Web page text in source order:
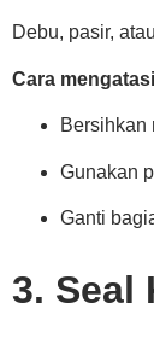
Debu, pasir,
Cara
Bersihkan
Gunakan
Ganti
3. Seal